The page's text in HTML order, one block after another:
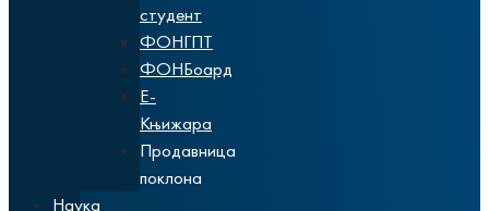
студент
ФОНГПТ
ФОНБоард
Е-
Књижара
Продавница
поклона
Наука